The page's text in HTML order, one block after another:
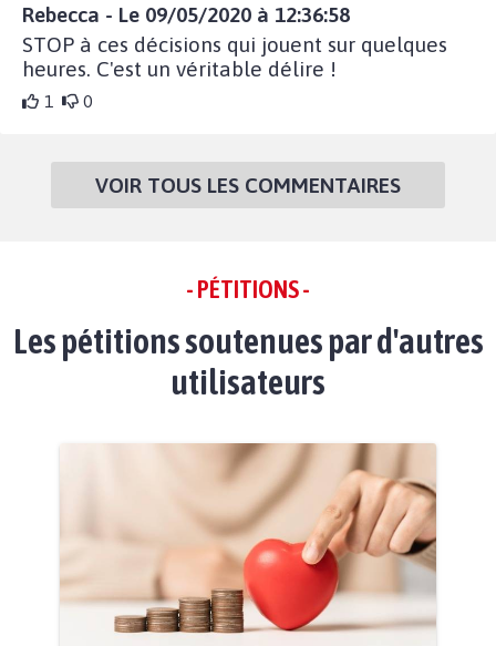
Rebecca - Le 09/05/2020 à 12:36:58
STOP à ces décisions qui jouent sur quelques
heures. C'est un véritable délire !
1 0
VOIR TOUS LES COMMENTAIRES
- PÉTITIONS -
Les pétitions soutenues par d'autres
utilisateurs